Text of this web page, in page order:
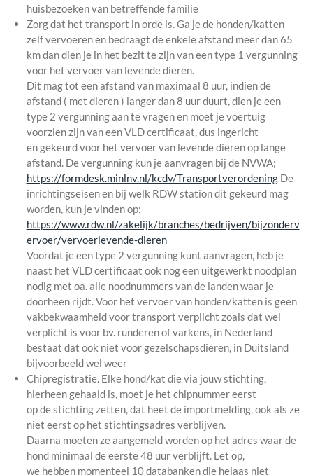
huisbezoeken van betreffende familie
Zorg dat het transport in orde is. Ga je de honden/katten
zelf vervoeren en bedraagt de enkele afstand meer dan 65
km dan dien je in het bezit te zijn van een type 1 vergunning
voor het vervoer van levende dieren.
Dit mag tot een afstand van maximaal 8 uur, indien de
afstand ( met dieren ) langer dan 8 uur duurt, dien je een
type 2 vergunning aan te vragen en moet je voertuig
voorzien zijn van een VLD certificaat, dus ingericht
en gekeurd voor het vervoer van levende dieren op lange
afstand. De vergunning kun je aanvragen bij de NVWA;
https://formdesk.minlnv.nl/kcdv/TransportverordeningDe
inrichtingseisen en bij welk RDW station dit gekeurd mag
worden, kun je vinden op;
https://www.rdw.nl/zakelijk/branches/bedrijven/bijzonderv
ervoer/vervoerlevende-dieren
Voordat je een type 2 vergunning kunt aanvragen, heb je
naast het VLD certificaat ook nog een uitgewerkt noodplan
nodig met oa. alle noodnummers van de landen waar je
doorheen rijdt. Voor het vervoer van honden/katten is geen
vakbekwaamheid voor transport verplicht zoals dat wel
verplicht is voor bv. runderen of varkens, in Nederland
bestaat dat ook niet voor gezelschapsdieren, in Duitsland
bijvoorbeeld wel weer
Chipregistratie. Elke hond/kat die via jouw stichting,
hierheen gehaald is, moet je het chipnummer eerst
op de stichting zetten, dat heet de importmelding, ook als ze
niet eerst op het stichtingsadres verblijven.
Daarna moeten ze aangemeld worden op het adres waar de
hond minimaal de eerste 48 uur verblijft. Let op,
we hebben momenteel 10 databanken die helaas niet